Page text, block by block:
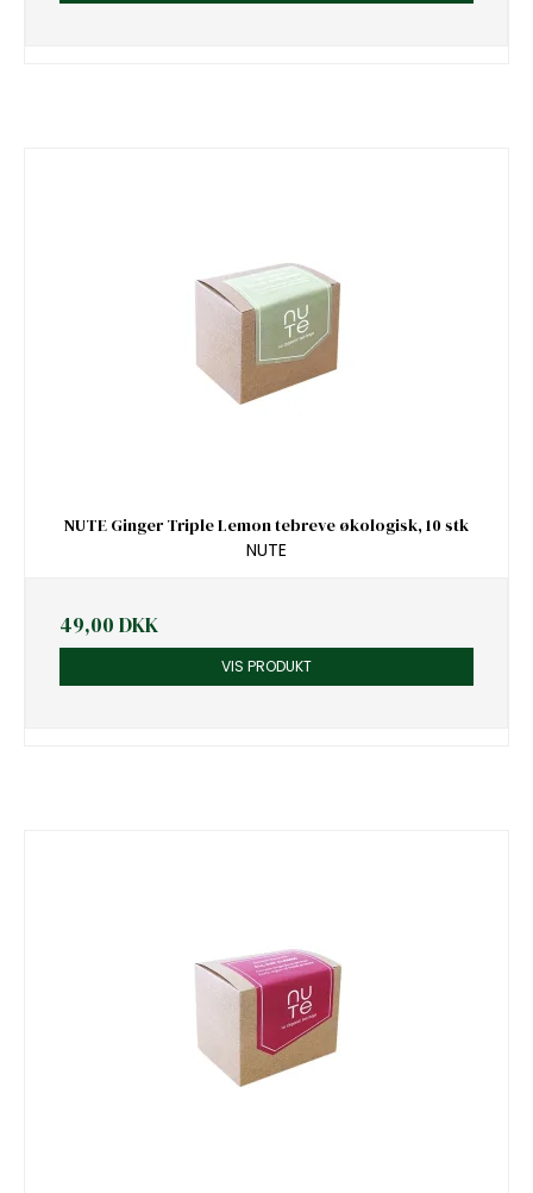
NUTE Ginger Triple Lemon tebreve økologisk, 10 stk
NUTE
49,00 DKK
VIS PRODUKT